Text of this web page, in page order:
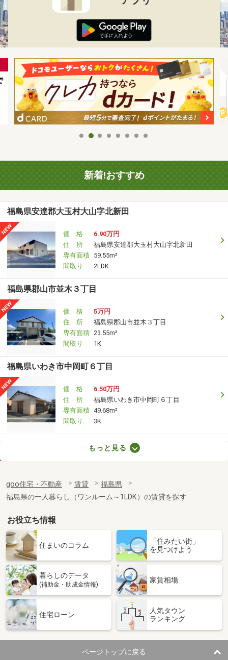
新着!おすすめ
福島県安達郡大玉村大山字北新田
価 格
6.90万円
住 所
福島県安達郡大玉村大山字北新田
専有面積 59.55m²
間取り
2LDK
福島県郡山市並木３丁目
価 格
5万円
住 所
福島県郡山市並木３丁目
専有面積 23.55m²
間取り
1K
福島県いわき市中岡町６丁目
価 格
6.50万円
住 所
福島県いわき市中岡町６丁目
専有面積 49.68m²
間取り
3K
福島県郡山市小原田５丁目
専有面積
39.92m²
間取り
1LDK
福島県いわき市常磐関船町３
価 格
4.80万円
福島県いわき市常磐関船町３
専有面積 28.02m²
間取り
福島県郡山市安積町日出山１丁目
住 所
福島県郡山市安積町日出山１丁目
専有面積 72.92m²
間取り
2LDK
もっと見る
goo住宅・不動産 賃貸
福島県
福島県の一人暮らし（ワンルーム～1LDK）の賃貸を探す
お役立ち情報
住まいのコラム
「住みたい街」
を見つけよう
暮らしのデータ
(補助金・助成金情報)
家賃相場
住宅ローン
人気タウン
ランキング
ページトップに戻る